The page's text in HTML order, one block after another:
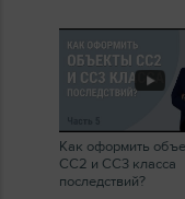
Как оформить
СС2 и СС3 класса
последствий?